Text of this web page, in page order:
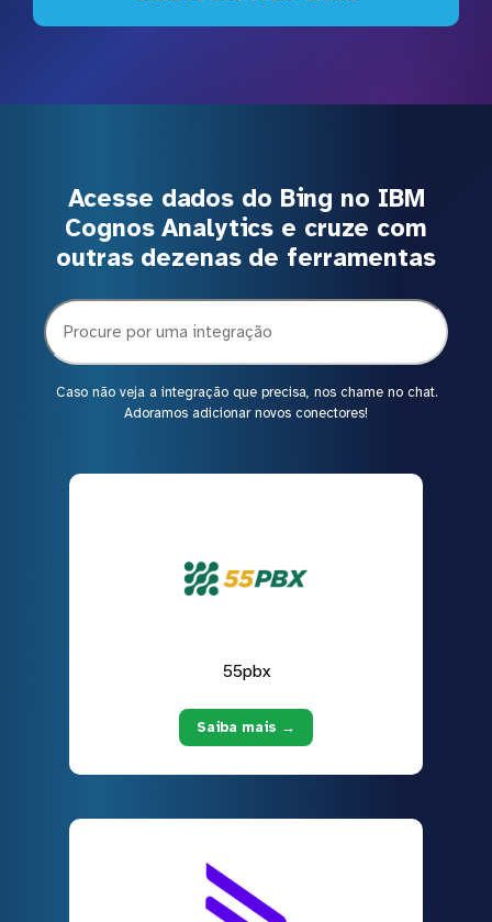
Acesse dados do Bing no IBM
Cognos Analytics e cruze com
outras dezenas de ferramentas
Caso não veja a integração que precisa, nos chame no chat.
Adoramos adicionar novos conectores!
55pbx
Saiba mais →